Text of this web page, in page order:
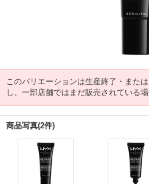
このバリエーションは生産終了・また
し、一部店舗ではまだ販売されている場
商品写真(2件)